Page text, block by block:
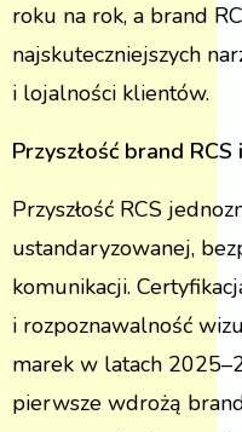
roku na rok, a brand
najskuteczniejszych
i lojalności klientów.
Przyszłość brand
Przyszłość RCS
ustandaryzowanej,
komunikacji.
i rozpoznawalność
marek w latach
pierwsze wdrożą